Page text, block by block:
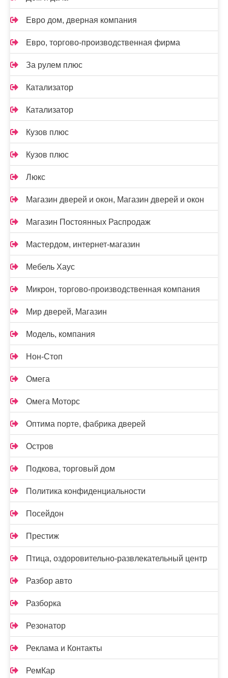
Евро дом, дверная компания
Евро, торгово-производственная фирма
За рулем плюс
Катализатор
Катализатор
Кузов плюс
Кузов плюс
Люкс
Магазин дверей и окон, Магазин дверей и окон
Магазин Постоянных Распродаж
Мастердом, интернет-магазин
Мебель Хаус
Микрон, торгово-производственная компания
Мир дверей, Магазин
Модель, компания
Нон-Стоп
Омега
Омега Моторс
Оптима порте, фабрика дверей
Остров
Подкова, торговый дом
Политика конфиденциальности
Посейдон
Престиж
Птица, оздоровительно-развлекательный центр
Разбор авто
Разборка
Резонатор
Реклама и Контакты
РемКар